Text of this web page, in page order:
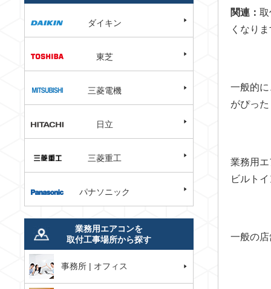
関連： 取
くなり
一般的
がぴっ
業務用
ビルト
一般の
ダイキン
東芝
三菱電機
日立
三菱重工
パナソニック
業務用エアコンを
取付工事場所から探す
事務所 | オフィス